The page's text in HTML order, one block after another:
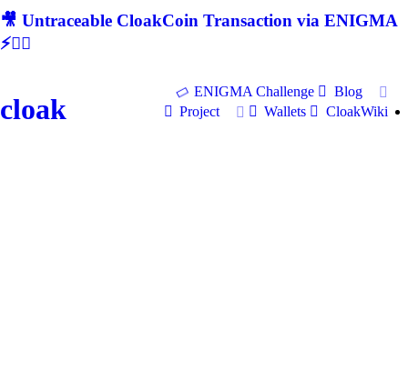
🎥 Untraceable CloakCoin Transaction via ENIGMA
⚡🕵‍♂
cloak
ENIGMA Challenge
Blog
Project
Wallets CloakWiki